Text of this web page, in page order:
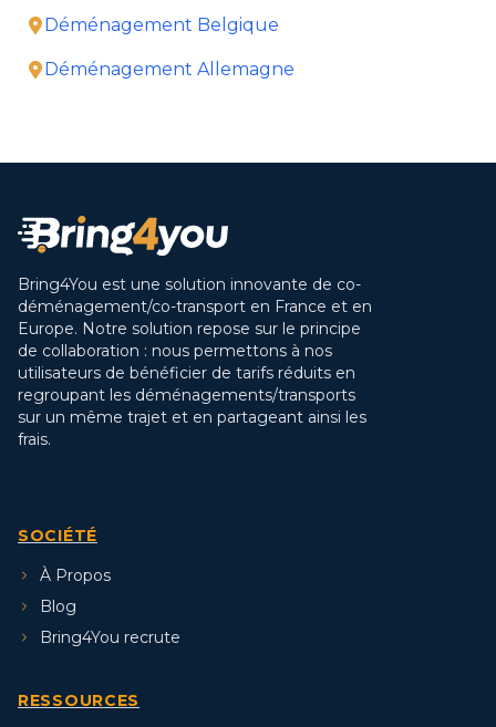
Déménagement Belgique
Déménagement Allemagne
Bring4You est une solution innovante de co-
déménagement/co-transport en France et en
Europe. Notre solution repose sur le principe
de collaboration : nous permettons à nos
utilisateurs de bénéficier de tarifs réduits en
regroupant les déménagements/transports
sur un même trajet et en partageant ainsi les
frais.
SOCIÉTÉ
À Propos
Blog
Bring4You recrute
RESSOURCES